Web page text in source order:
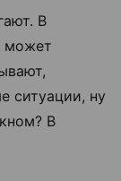
В
может
ситуации, ну
В